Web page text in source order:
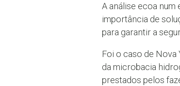
A análise ecoa num
importância de
para garantir a
Foi o caso de Nova
da microbacia
prestados pelos